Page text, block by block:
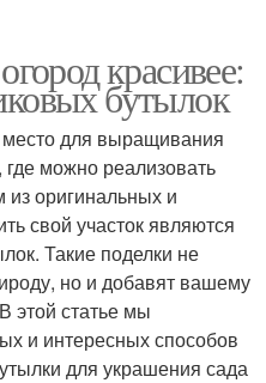
красивее:
бутылок
место для выращивания
где можно реализовать
оригинальных и
свой участок являются
Такие поделки не
но и добавят вашему
этой статье мы
и интересных способов
для украшения сада